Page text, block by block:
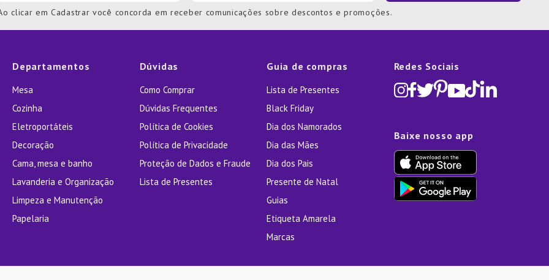
clicar em Cadastrar você concorda em receber comunicações sobre descontos e promoções.
Departamentos
Mesa
Cozinha
Eletroportáteis
Decoração
Cama, mesa e banho
Lavanderia e Organização
Limpeza e Manutenção
Papelaria
Dúvidas
Como Comprar
Dúvidas Frequentes
Política de Cookies
Política de Privacidade
Proteção de Dados e Fraude
Lista de Presentes
Guia de compras
Lista de Presentes
Black Friday
Dia dos Namorados
Dia das Mães
Dia dos Pais
Presente de Natal
Guias
Etiqueta Amarela
Marcas
Redes Sociais
Baixe nosso app